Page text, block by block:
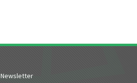
Newsletter